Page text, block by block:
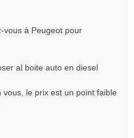
vous à Peugeot pour
al boite auto en diesel
le prix est un point faible